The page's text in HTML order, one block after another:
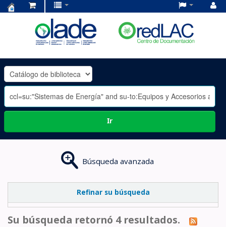
OLADE
-
Ir
Búsqueda avanzada
Refinar su búsqueda
Su búsqueda retornó 4 resultados.